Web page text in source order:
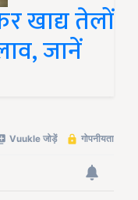
खाद्य तेलों
जानें